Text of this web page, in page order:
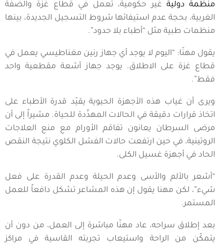
منظمة دولية غير حكومية، تعمل في قطاع غزة والضفة
الغربية، بحجة عدم استيفائها شروط التسجيل الجديدة، بينها
منظمات طبية مثل “أطباء بلا حدود”.
يقول مهنّا: “اليوم لا يوجد أي جهاز رنين مغناطيسي يعمل في
قطاع غزة على الاطلاق. يوجد جهاز أشعة مقطعية واحد
فقط”.
ويرى أن غياب هذه الأجهزة الحيوية يقيّد قدرة الأطباء على
اتخاذ قرارات دقيقة في الحالات المهدِّدة للحياة. مشيراً إلى أن
مرضى السرطان يعانون تفاقم الأورام مع منع العلاجات
الروتينية، في حين ارتفعت حالات الفشل الكلوي نتيجة النقص
الحاد في أجهزة غسيل الكلى.
“أشعر بالألم والأسى وعدم الحيلة وعدم القدرة على فعل
شيء”، لكن مهنا يقول إن هذه المشاعر تشكل دافعاً للعمل
المستمر.
بعد إطلاق سراحه، عاد مهنّا مباشرة إلى العمل، من دون أن
يتمكّن من الراحة واستيعاب تجربته القاسية في مراكز